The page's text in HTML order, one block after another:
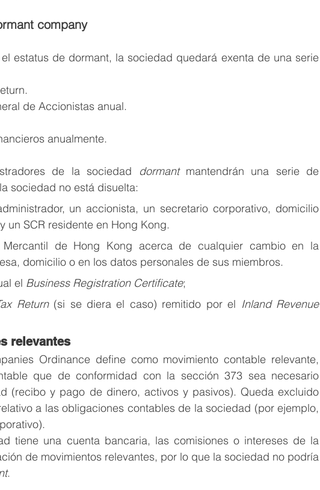
company
estatus de dormant, la sociedad quedará exenta de una serie
de Accionistas anual.
anualmente.
de la sociedad dormant mantendrán una serie de
sociedad no está disuelta:
un accionista, un secretario corporativo, domicilio
un SCR residente en Hong Kong.
Mercantil de Hong Kong acerca de cualquier cambio en la
domicilio o en los datos personales de sus miembros.
el Business Registration Certificate;
Return (si se diera el caso) remitido por el Inland Revenue
relevantes
Ordinance define como movimiento contable relevante,
que de conformidad con la sección 373 sea necesario
(recibo y pago de dinero, activos y pasivos). Queda excluido
a las obligaciones contables de la sociedad (por ejemplo,
tiene una cuenta bancaria, las comisiones o intereses de la
de movimientos relevantes, por lo que la sociedad no podría
.